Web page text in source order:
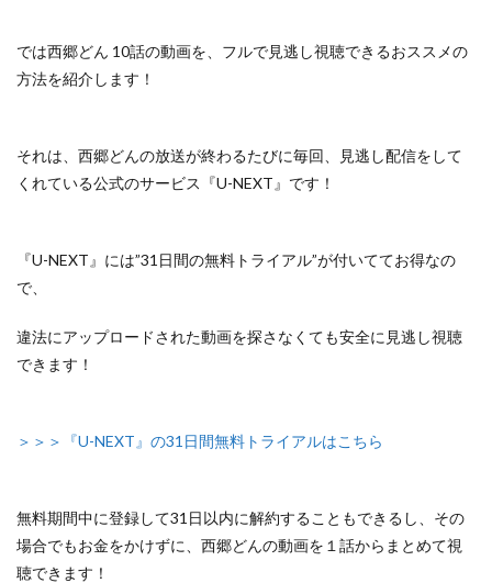
では西郷どん 10話の動画を、フルで見逃し視聴できるおススメの
方法を紹介します！
それは、西郷どんの放送が終わるたびに毎回、見逃し配信をして
くれている公式のサービス『U-NEXT』 です！
『U-NEXT』には”31日間の無料トライアル”が付いててお得なの
で、
違法にアップロードされた動画を探さなくても安全に見逃し視聴
できます！
＞＞＞『U-NEXT』の31日間無料トライアルはこちら
無料期間中に登録して31日以内に解約することもできるし、 その
場合でもお金をかけずに、西郷どんの動画を１話からまとめて視
聴できます！